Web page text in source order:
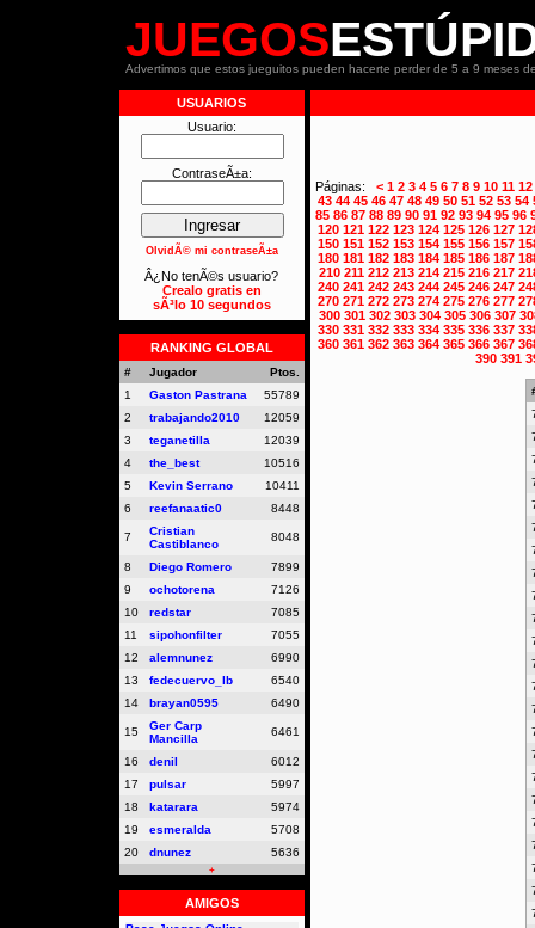
JUEGOS
Advertimos que estos jueguitos pueden hacerte perder de 5 a 9 meses
USUARIOS
Usuario:
ContraseÃ±a:
OlvidÃ© mi contraseÃ±a
Â¿No tenÃ©s usuario?
Crealo gratis en
sÃ³lo 10 segundos
RANKING GLOBAL
# Jugador
Ptos.
1
Gaston Pastrana
55789
2
trabajando2010
12059
3
teganetilla
12039
4
the_best
10516
5
Kevin Serrano
10411
6
reefanaatic0 8448
7
Cristian
Castiblanco
8048
8 Diego Romero
7899
9
ochotorena
7126
10
redstar
7085
11
sipohonfilter
7055
12
alemnunez
6990
13
fedecuervo_lb
6540
14
brayan0595 6490
15
Ger Carp
Mancilla
6461
16 denil
6012
17
pulsar
5997
18
katarara
5974
19
esmeralda
5708
20
dnunez 5636
+
AMIGOS
Páginas: < 1 2 3 4 5 6 7 8 9 10 11 12
43 44 45 46 47 48 49 50 51 52 53 54
85 86 87 88 89 90 91 92 93 94 95 96
120 121 122 123 124 125 126 127
150 151 152 153 154 155 156 157
180 181 182 183 184 185 186 187
210 211 212 213 214 215 216 217
240 241 242 243 244 245 246 247
270 271 272 273 274 275 276 277
300 301 302 303 304 305 306 307
330 331 332 333 334 335 336 337
360 361 362 363 364 365 366 367
390 391